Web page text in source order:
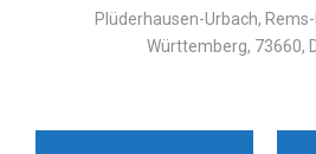
Plüderhausen-Urbach,
Württemberg, 73660,